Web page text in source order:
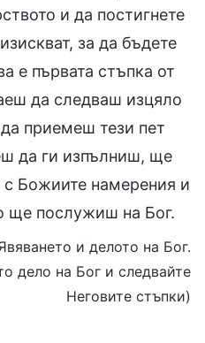
и да постигнете
за да бъдете
е първата стъпка от
да следваш изцяло
приемеш тези пет
да ги изпълниш, ще
Божиите намерения и
ще послужиш на Бог.
и делото на Бог.
дело на Бог и следвайте
Неговите стъпки)